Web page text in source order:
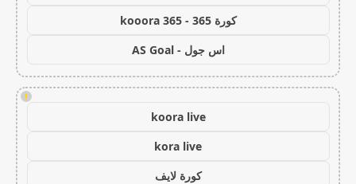
كورة 365 - kooora 365
اس جول - AS Goal
!
koora live
kora live
كورة لايف